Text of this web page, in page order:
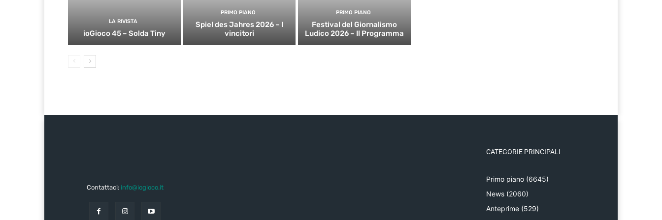
LA RIVISTA
ioGioco 45 – Solda Tiny
PRIMO PIANO
Spiel des Jahres 2026 – I
vincitori
PRIMO PIANO
Festival del Giornalismo
Ludico 2026 – Il Programma
Contattaci: info@iogioco.it
CATEGORIE PRINCIPALI
Primo piano (6645)
News (2060)
Anteprime (529)